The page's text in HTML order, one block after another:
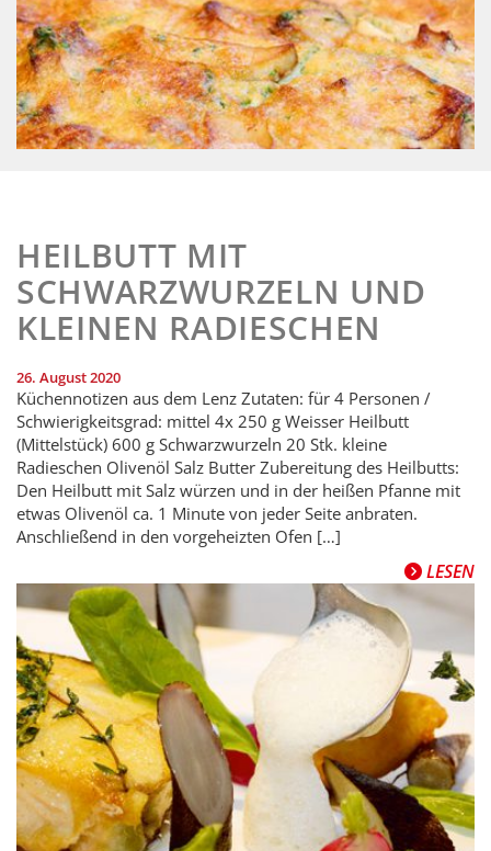
HEILBUTT MIT
SCHWARZWURZELN UND
KLEINEN RADIESCHEN
26. August 2020
Küchennotizen aus dem Lenz Zutaten: für 4 Personen /
Schwierigkeitsgrad: mittel 4x 250 g Weisser Heilbutt
(Mittelstück) 600 g Schwarzwurzeln 20 Stk. kleine
Radieschen Olivenöl Salz Butter Zubereitung des Heilbutts:
Den Heilbutt mit Salz würzen und in der heißen Pfanne mit
etwas Olivenöl ca. 1 Minute von jeder Seite anbraten.
Anschließend in den vorgeheizten Ofen […]
LESEN